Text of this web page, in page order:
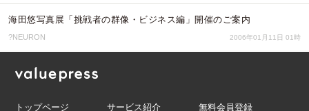
海田悠写真展「挑戦者の群像・ビジネス編」開催のご案内
?NEURON 2006年01月11日 01時
トップページ サービス紹介 無料会員登録